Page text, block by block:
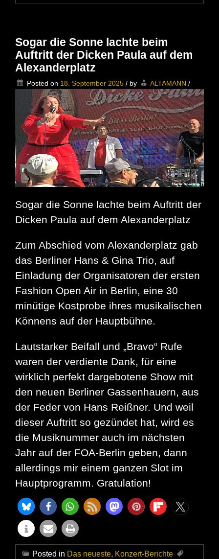
Keegan
Folk
&
Country-
Blues
in
der
Dicken
Paula
Sogar die Sonne lachte beim
Auftritt der Dicken Paula auf dem
Alexanderplatz
Posted on 18. September 2025 / by ALTAMANN /
Sogar die Sonne lachte beim Auftritt der
Dicken Paula auf dem Alexanderplatz
Zum Abschied vom Alexanderplatz gab
das Berliner Hans & Gina Trio, auf
Einladung der Organisatoren der ersten
Fashion Open Air in Berlin, eine 30
minütige Kostprobe ihres musikalischen
Könnens auf der Hauptbühne.
Lautstarker Beifall und „Bravo“ Rufe
waren der verdiente Dank, für eine
wirklich perfekt dargebotene Show mit
den neuen Berliner Gassenhauern, aus
der Feder von Hans Reißner. Und weil
dieser Auftritt so gezündet hat, wird es
die Musiknummer auch im nächsten
Jahr auf der FOA-Berlin geben, dann
allerdings mir einem ganzen Slot im
Hauptprogramm. Gratulation!
Posted in Das neueste, Konzert-Berichte